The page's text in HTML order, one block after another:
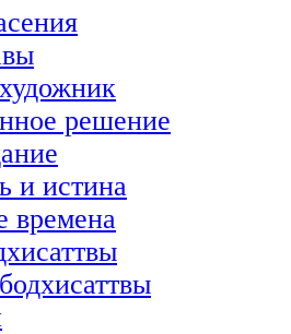
решение
и истина
времена